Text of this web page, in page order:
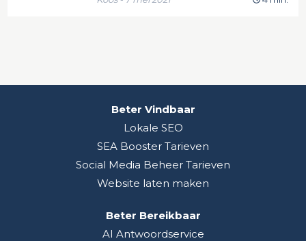
Beter Vindbaar
Lokale SEO
SEA Booster Tarieven
Social Media Beheer Tarieven
Website laten maken
Beter Bereikbaar
AI Antwoordservice